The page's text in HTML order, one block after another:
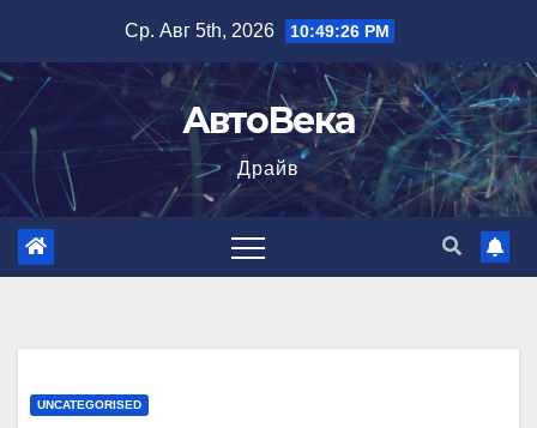
содержимому
Ср. Авг 5th, 2026 10:49:27 PM
АвтоВека
Драйв
UNCATEGORISED